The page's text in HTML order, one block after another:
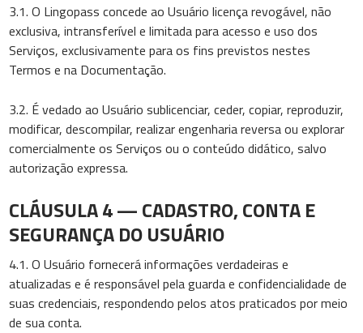
3.1. O Lingopass concede ao Usuário licença revogável, não
exclusiva, intransferível e limitada para acesso e uso dos
Serviços, exclusivamente para os fins previstos nestes
Termos e na Documentação.
3.2. É vedado ao Usuário sublicenciar, ceder, copiar, reproduzir,
modificar, descompilar, realizar engenharia reversa ou explorar
comercialmente os Serviços ou o conteúdo didático, salvo
autorização expressa.
CLÁUSULA 4 — CADASTRO, CONTA E
SEGURANÇA DO USUÁRIO
4.1. O Usuário fornecerá informações verdadeiras e
atualizadas e é responsável pela guarda e confidencialidade de
suas credenciais, respondendo pelos atos praticados por meio
de sua conta.